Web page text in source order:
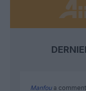
Manfoua